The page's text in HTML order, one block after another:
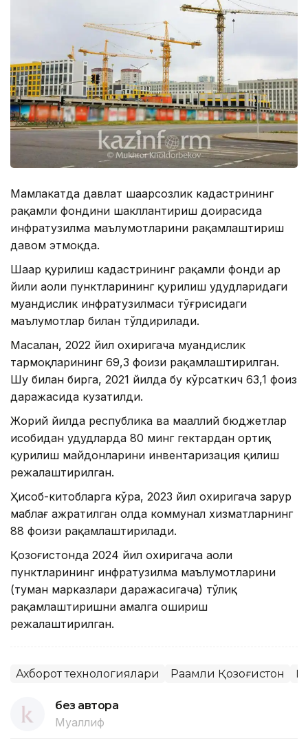
Мамлакатда давлат шаҳарсозлик кадастрининг
рақамли фондини шакллантириш доирасида
инфратузилма маълумотларини рақамлаштириш
давом этмоқда.
Шаҳар қурилиш кадастрининг рақамли фонди ҳар
йили аҳоли пунктларининг қурилиш ҳудудларидаги
муҳандислик инфратузилмаси тўғрисидаги
маълумотлар билан тўлдирилади.
Масалан, 2022 йил охиригача муҳандислик
тармоқларининг 69,3 фоизи рақамлаштирилган.
Шу билан бирга, 2021 йилда бу кўрсаткич 63,1 фоиз
даражасида кузатилди.
Жорий йилда республика ва маҳаллий бюджетлар
ҳисобидан ҳудудларда 80 минг гектардан ортиқ
қурилиш майдонларини инвентаризация қилиш
режалаштирилган.
Ҳисоб-китобларга кўра, 2023 йил охиригача зарур
маблағ ажратилган ҳолда коммунал хизматларнинг
88 фоизи рақамлаштирилади.
Қозоғистонда 2024 йил охиригача аҳоли
пунктларининг инфратузилма маълумотларини
(туман марказлари даражасигача) тўлиқ
рақамлаштиришни амалга ошириш
режалаштирилган.
Ахборот технологиялари Рақамли Қозоғистон
без автора
Муаллиф